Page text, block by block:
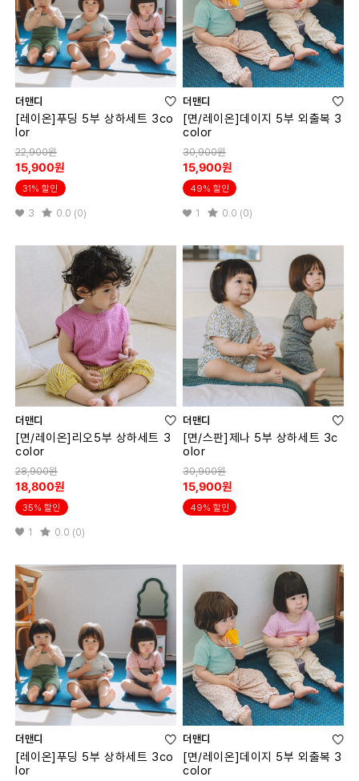
더맨디
[레이온]푸딩 5부 상하세트 3co
lor
22,900원
15,900원
31% 할인
3 0.0 (0)
더맨디
[면/레이온]데이지 5부 외출복 3
color
30,900원
15,900원
49% 할인
1 0.0 (0)
더맨디
[면/레이온]리오5부 상하세트 3
color
28,900원
18,800원
35% 할인
1 0.0 (0)
더맨디
[면/스판]제나 5부 상하세트 3c
olor
30,900원
15,900원
49% 할인
더맨디
[레이온]푸딩 5부 상하세트 3co
lor
더맨디
[면/레이온]데이지 5부 외출복 3
color